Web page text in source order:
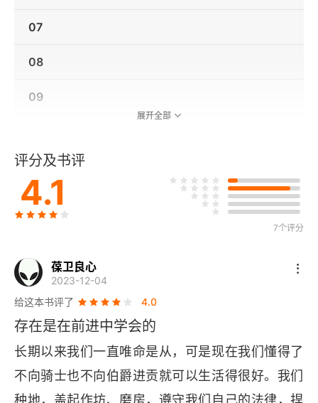
07
08
09
11
12
展开全部
评分及书评
4.1
7个评分
葆卫良心
2023-12-04
给这本书评了
4.0
存在是在前进中学会的
长期以来我们一直唯命是从，可是现在我们懂得了
不向骑士也不向伯爵进贡就可以生活得很好。我们
种地，盖起作坊、磨房，遵守我们自己的法律，捍